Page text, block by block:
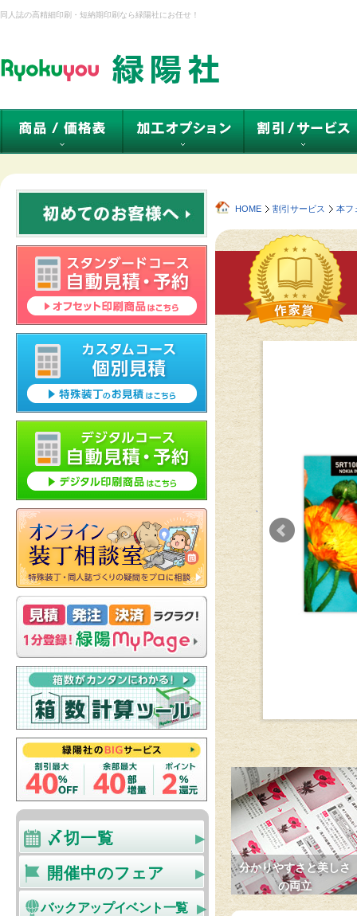
同人誌の高精細印刷・短納期印刷なら緑陽社にお任せ！
HOME 割引サービス 本フ
分かりやすさと美しさ
の両立
〆切一覧
開催中のフェア
バックアップイベント一覧